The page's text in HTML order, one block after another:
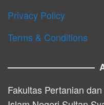
Privacy Policy
Terms & Conditions
Fakultas Pertanian